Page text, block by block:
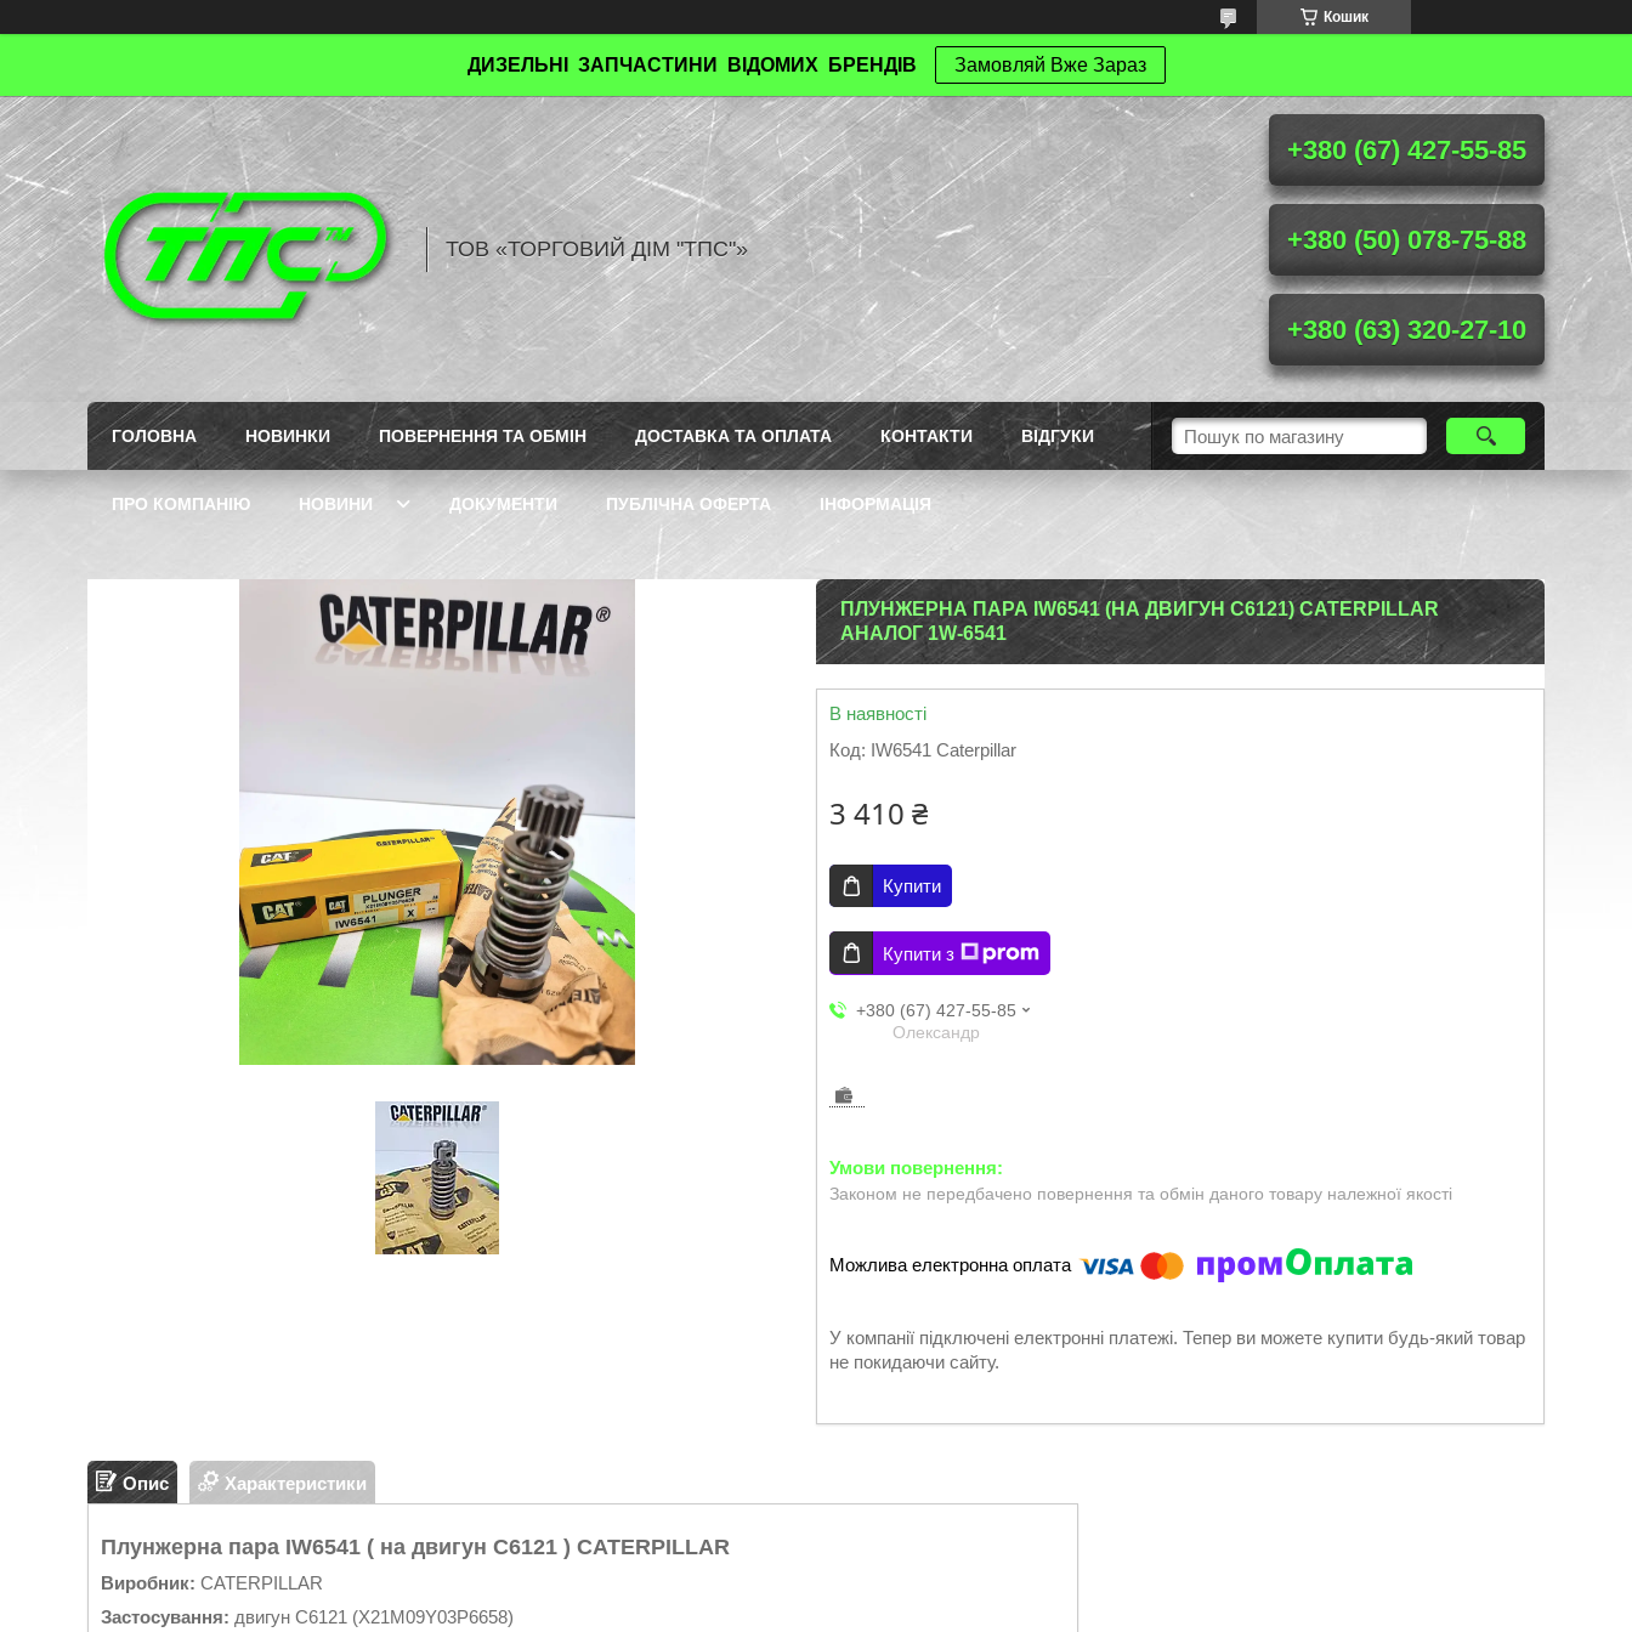
Кошик
ДИЗЕЛЬНІ ЗАПЧАСТИНИ ВІДОМИХ БРЕНДІВ Замовляй Вже Зараз
ТОВ «ТОРГОВИЙ ДІМ "ТПС"»
+380 (67) 427-55-85
+380 (50) 078-75-88
+380 (63) 320-27-10
ГОЛОВНА НОВИНКИ ПОВЕРНЕННЯ ТА ОБМІН ДОСТАВКА ТА ОПЛАТА КОНТАКТИ ВІДГУКИ
ПРО КОМПАНІЮ НОВИНИ ДОКУМЕНТИ ПУБЛІЧНА ОФЕРТА ІНФОРМАЦІЯ
ПЛУНЖЕРНА ПАРА IW6541 (НА ДВИГУН C6121) CATERPILLAR
АНАЛОГ 1W-6541
В наявності
Код: IW6541 Caterpillar
3 410 ₴
Купити
Купити з
+380 (67) 427-55-85
Олександр
Законом не передбачено повернення та обмін даного товару належної якості
У компанії підключені електронні платежі. Тепер ви можете купити будь-який товар
не покидаючи сайту.
Опис Характеристики
Плунжерна пара IW6541 ( на двигун C6121 ) CATERPILLAR
Виробник: CATERPILLAR
Застосування: двигун C6121 (X21M09Y03P6658)